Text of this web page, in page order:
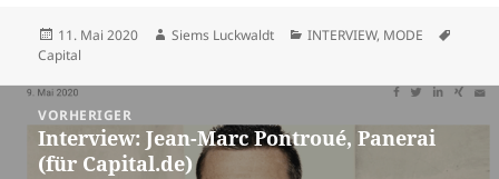
Veröffentlicht
am
11. Mai 2020 Autor
Siems Luckwaldt Kategorien
INTERVIEW, MODE
Capital
Beitragsnavigation
VORHERIGER
Vorheriger
Beitrag:
Interview: Jean-Marc Pontroué, Panerai
(für Capital.de)